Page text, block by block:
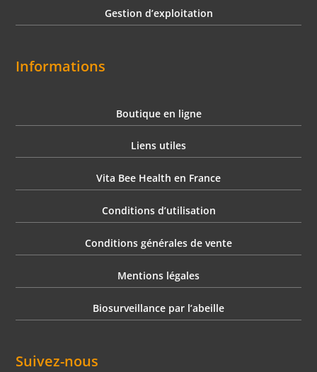
Gestion d’exploitation
Informations
Boutique en ligne
Liens utiles
Vita Bee Health en France
Conditions d’utilisation
Conditions générales de vente
Mentions légales
Biosurveillance par l’abeille
Suivez-nous